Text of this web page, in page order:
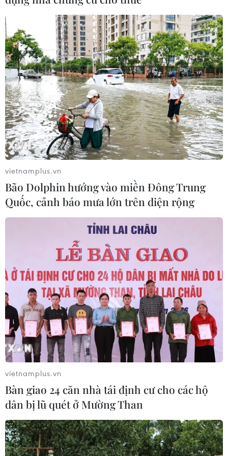
Trung Quốc: Cảnh sát Hong Kong,
Macau triệt phá vụ lừa đảo đầu tư
Fun Coffee
05/08/2026 06:41
Afghanistan đối mặt khủng hoảng
lương thực nghiêm trọng do thiếu
hụt viện trợ
05/08/2026 06:41
Tổng thống Hàn Quốc nhấn mạnh
duy trì hòa bình trên bán đảo Triều
Tiên
Nhật Bản thúc đẩy phát triển lò phản
ứng modul cỡ nhỏ
05/08/2026 04:59
Mỹ mở rộng hỗ trợ Nhật Bản bảo vệ
đồng yen nhằm ổn định kinh tế châu
phạm có tổ chức
04/08/2026 14:24
vietnamplus.vn
Bão Dolphin hướng vào miền Đông Trung
Quốc, cảnh báo mưa lớn trên diện rộng
vietnamplus.vn
Bàn giao 24 căn nhà tái định cư cho các hộ
dân bị lũ quét ở Mường Than